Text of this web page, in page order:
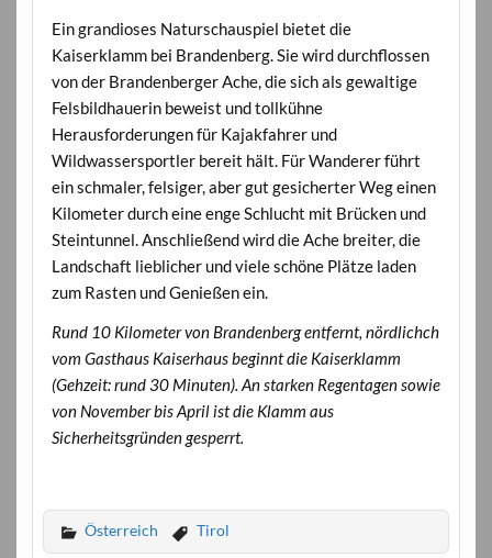
Ein grandioses Naturschauspiel bietet die
Kaiserklamm bei Brandenberg. Sie wird durchflossen
von der Brandenberger Ache, die sich als gewaltige
Felsbildhauerin beweist und tollkühne
Herausforderungen für Kajakfahrer und
Wildwassersportler bereit hält. Für Wanderer führt
ein schmaler, felsiger, aber gut gesicherter Weg einen
Kilometer durch eine enge Schlucht mit Brücken und
Steintunnel. Anschließend wird die Ache breiter, die
Landschaft lieblicher und viele schöne Plätze laden
zum Rasten und Genießen ein.
Rund 10 Kilometer von Brandenberg entfernt, nördlichch
vom Gasthaus Kaiserhaus beginnt die Kaiserklamm
(Gehzeit: rund 30 Minuten). An starken Regentagen sowie
von November bis April ist die Klamm aus
Sicherheitsgründen gesperrt.
Österreich Tirol